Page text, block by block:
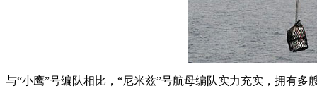
与“小鹰”号编队相比，“尼米兹”号航母编队实力充实，拥有